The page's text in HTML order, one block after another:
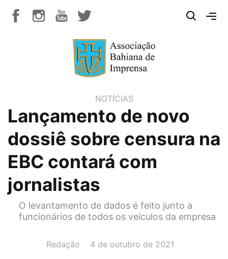
NOTÍCIAS
Lançamento de novo
dossiê sobre censura na
EBC contará com
jornalistas
O levantamento de dados é feito junto a
funcionários de todos os veículos da empresa
AUTOR(A):
Redação DATA:
4 de outubro de 2021